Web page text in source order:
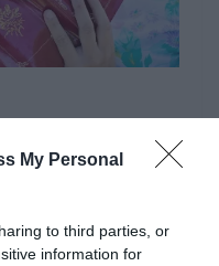
My Personal
to third parties, or
information for